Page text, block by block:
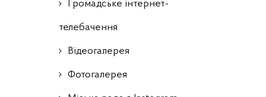
Громадське інтернет-
телебачення
Відеогалерея
Фотогалерея